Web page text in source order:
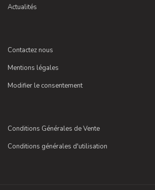
Actualités
Contactez nous
Mentions légales
Modifier le consentement
Conditions Générales de Vente
Conditions générales d'utilisation